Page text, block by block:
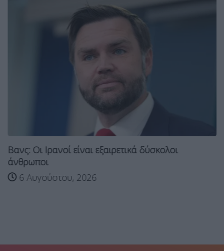
Βανς: Οι Ιρανοί είναι εξαιρετικά δύσκολοι
άνθρωποι
6 Αυγούστου, 2026